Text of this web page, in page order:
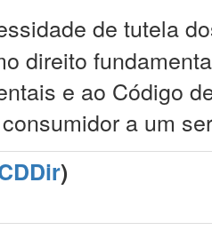
de tutela
direito
e ao Código
a um
)